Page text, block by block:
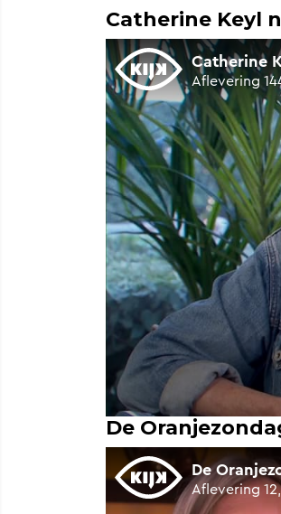
Catherine Keyl
De